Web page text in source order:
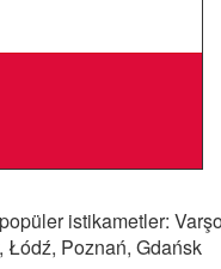
istikametler:
Łódź, Poznań, Gdańsk